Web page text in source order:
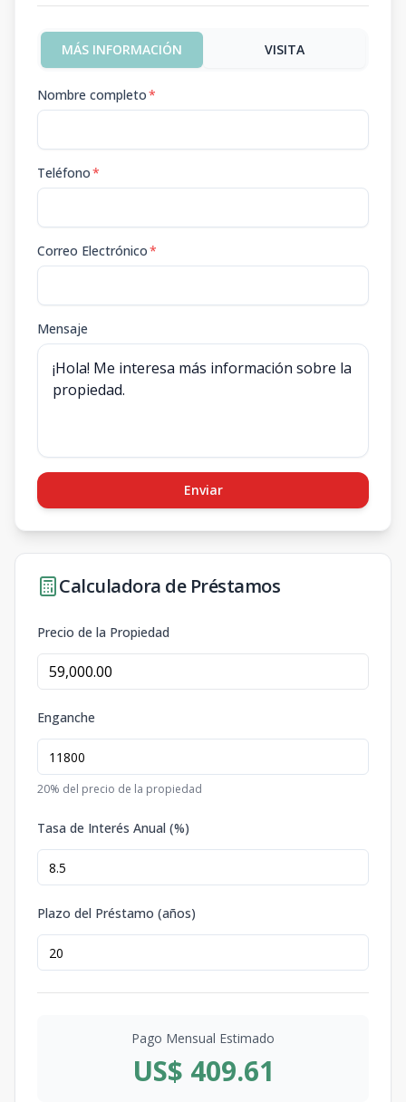
MÁS INFORMACIÓN VISITA
Nombre completo*
Teléfono*
Correo Electrónico*
Mensaje
Enviar
Calculadora de Préstamos
Precio de la Propiedad
Enganche
20% del precio de la propiedad
Tasa de Interés Anual (%)
Plazo del Préstamo (años)
Pago Mensual Estimado
US$ 409.61